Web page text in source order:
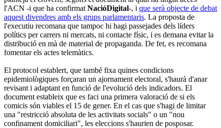
l'ACN -i que ha confirmat NacióDigital-, i que serà objecte de debat
aquest divendres amb els grups parlamentaris. La proposta de
l'executiu recomana que tampoc hi hagi passejades dels líders
polítics per carrers ni mercats, ni contacte físic, i es demana evitar la
distribució en mà de material de propaganda. De fet, es recomana
fomentar els actes telemàtics.
El protocol establert, que també fixa quines condicions
epidemiològiques forçaran un ajornament electoral, s'haurà d'anar
revisant i adaptant en funció de l'evolució dels indicadors. El
document estableix que es faci una primera valoració de si els
comicis són viables el 15 de gener. En el cas que s'hagi de limitar
una "restricció absoluta de les activitats socials" o un "nou
confinament domiciliari", les eleccions s'haurien de posposar.